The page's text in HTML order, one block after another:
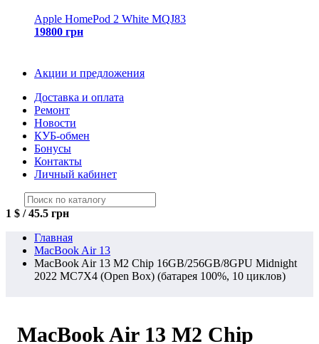
Apple HomePod 2 White MQJ83
19800 грн
Акции и предложения
Доставка и оплата
Ремонт
Новости
КУБ-обмен
Бонусы
Контакты
Личный кабинет
1 $ / 45.5 грн
Главная
MacBook Air 13
MacBook Air 13 M2 Chip 16GB/256GB/8GPU Midnight
2022 MC7X4 (Open Box) (батарея 100%, 10 циклов)
MacBook Air 13 M2 Chip